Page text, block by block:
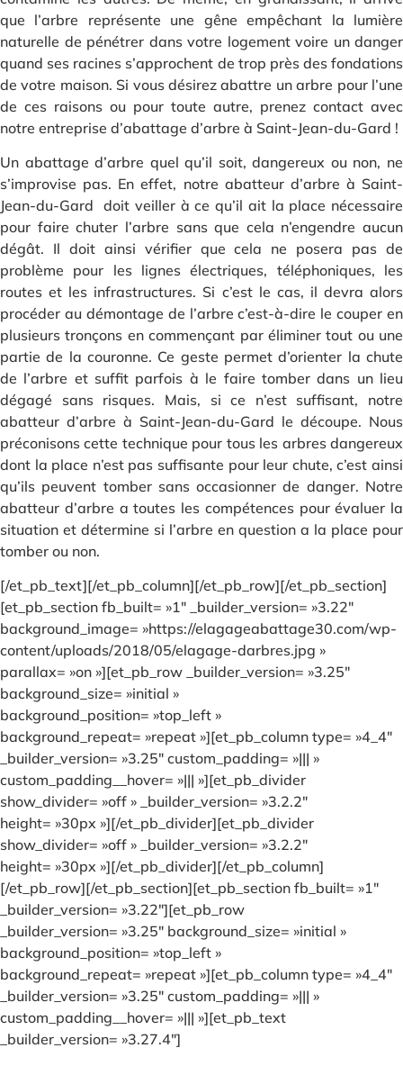
que l’arbre représente une gêne empêchant la lumière
naturelle de pénétrer dans votre logement voire un danger
quand ses racines s’approchent de trop près des fondations
de votre maison. Si vous désirez abattre un arbre pour l’une
de ces raisons ou pour toute autre, prenez contact avec
notre entreprise d’abattage d’arbre à Saint-Jean-du-Gard !
Un abattage d’arbre quel qu’il soit, dangereux ou non, ne
s’improvise pas. En effet, notre abatteur d’arbre à Saint-
Jean-du-Gard doit veiller à ce qu’il ait la place nécessaire
pour faire chuter l’arbre sans que cela n’engendre aucun
dégât. Il doit ainsi vérifier que cela ne posera pas de
problème pour les lignes électriques, téléphoniques, les
routes et les infrastructures. Si c’est le cas, il devra alors
procéder au démontage de l’arbre c’est-à-dire le couper en
plusieurs tronçons en commençant par éliminer tout ou une
partie de la couronne. Ce geste permet d’orienter la chute
de l’arbre et suffit parfois à le faire tomber dans un lieu
dégagé sans risques. Mais, si ce n’est suffisant, notre
abatteur d’arbre à Saint-Jean-du-Gard le découpe. Nous
préconisons cette technique pour tous les arbres dangereux
dont la place n’est pas suffisante pour leur chute, c’est ainsi
qu’ils peuvent tomber sans occasionner de danger. Notre
abatteur d’arbre a toutes les compétences pour évaluer la
situation et détermine si l’arbre en question a la place pour
tomber ou non.
[/et_pb_text][/et_pb_column][/et_pb_row][/et_pb_section]
[et_pb_section fb_built= »1″ _builder_version= »3.22″
background_image= »https://elagageabattage30.com/wp-
content/uploads/2018/05/elagage-darbres.jpg »
parallax= »on »][et_pb_row _builder_version= »3.25″
background_size= »initial »
background_position= »top_left »
background_repeat= »repeat »][et_pb_column type= »4_4″
_builder_version= »3.25″ custom_padding= »||| »
custom_padding__hover= »||| »][et_pb_divider
show_divider= »off » _builder_version= »3.2.2″
height= »30px »][/et_pb_divider][et_pb_divider
show_divider= »off » _builder_version= »3.2.2″
height= »30px »][/et_pb_divider][/et_pb_column]
[/et_pb_row][/et_pb_section][et_pb_section fb_built= »1″
_builder_version= »3.22″][et_pb_row
_builder_version= »3.25″ background_size= »initial »
background_position= »top_left »
background_repeat= »repeat »][et_pb_column type= »4_4″
_builder_version= »3.25″ custom_padding= »||| »
custom_padding__hover= »||| »][et_pb_text
_builder_version= »3.27.4″]